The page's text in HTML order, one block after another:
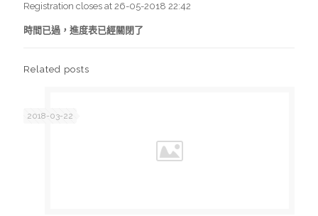
Registration closes at 26-05-2018 22:42
時間已過，進度表已經關閉了
Related posts
2018-03-22